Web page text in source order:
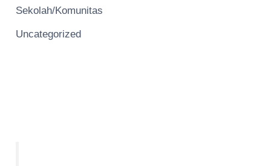
Sekolah/Komunitas
Uncategorized